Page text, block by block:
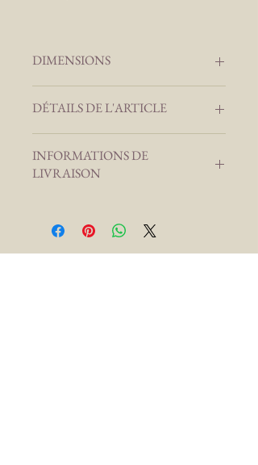
DIMENSIONS
Tour de Hanches :
DÉTAILS DE L'ARTICLE
Fil : 100% Polyester
INFORMATIONS DE
LIVRAISON
Entre 5 et 10 jours ouvrés
Livraison Gratuite dès 200€
d'achats